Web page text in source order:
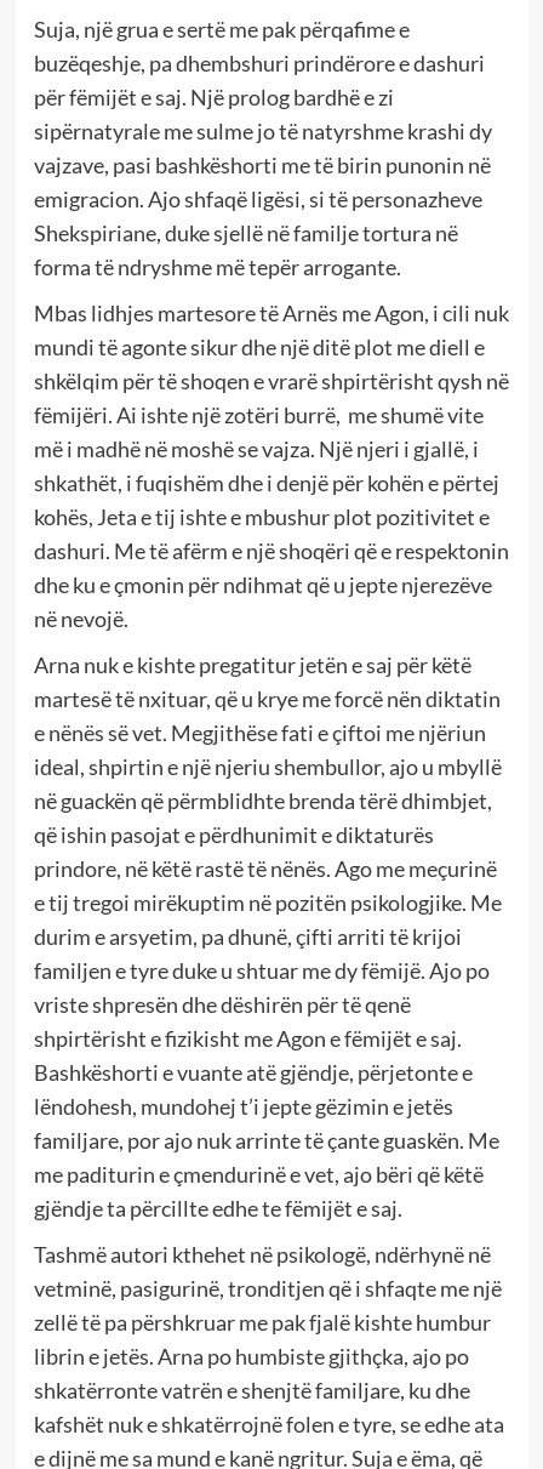
Suja, një grua e sertë me pak përqafime e
buzëqeshje, pa dhembshuri prindërore e dashuri
për fëmijët e saj. Një prolog bardhë e zi
sipërnatyrale me sulme jo të natyrshme krashi dy
vajzave, pasi bashkëshorti me të birin punonin në
emigracion. Ajo shfaqë ligësi, si të personazheve
Shekspiriane, duke sjellë në familje tortura në
forma të ndryshme më tepër arrogante.
Mbas lidhjes martesore të Arnës me Agon, i cili nuk
mundi të agonte sikur dhe një ditë plot me diell e
shkëlqim për të shoqen e vrarë shpirtërisht qysh në
fëmijëri. Ai ishte një zotëri burrë, me shumë vite
më i madhë në moshë se vajza. Një njeri i gjallë, i
shkathët, i fuqishëm dhe i denjë për kohën e përtej
kohës, Jeta e tij ishte e mbushur plot pozitivitet e
dashuri. Me të afërm e një shoqëri që e respektonin
dhe ku e çmonin për ndihmat që u jepte njerezëve
në nevojë.
Arna nuk e kishte pregatitur jetën e saj për këtë
martesë të nxituar, që u krye me forcë nën diktatin
e nënës së vet. Megjithëse fati e çiftoi me njëriun
ideal, shpirtin e një njeriu shembullor, ajo u mbyllë
në guackën që përmblidhte brenda tërë dhimbjet,
që ishin pasojat e përdhunimit e diktaturës
prindore, në këtë rastë të nënës. Ago me meçurinë
e tij tregoi mirëkuptim në pozitën psikologjike. Me
durim e arsyetim, pa dhunë, çifti arriti të krijoi
familjen e tyre duke u shtuar me dy fëmijë. Ajo po
vriste shpresën dhe dëshirën për të qenë
shpirtërisht e fizikisht me Agon e fëmijët e saj.
Bashkëshorti e vuante atë gjëndje, përjetonte e
lëndohesh, mundohej t’i jepte gëzimin e jetës
familjare, por ajo nuk arrinte të çante guaskën. Me
me paditurin e çmendurinë e vet, ajo bëri që këtë
gjëndje ta përcillte edhe te fëmijët e saj.
Tashmë autori kthehet në psikologë, ndërhynë në
vetminë, pasigurinë, tronditjen që i shfaqte me një
zellë të pa përshkruar me pak fjalë kishte humbur
librin e jetës. Arna po humbiste gjithçka, ajo po
shkatërronte vatrën e shenjtë familjare, ku dhe
kafshët nuk e shkatërrojnë folen e tyre, se edhe ata
e dijnë me sa mund e kanë ngritur. Suja e ëma, që